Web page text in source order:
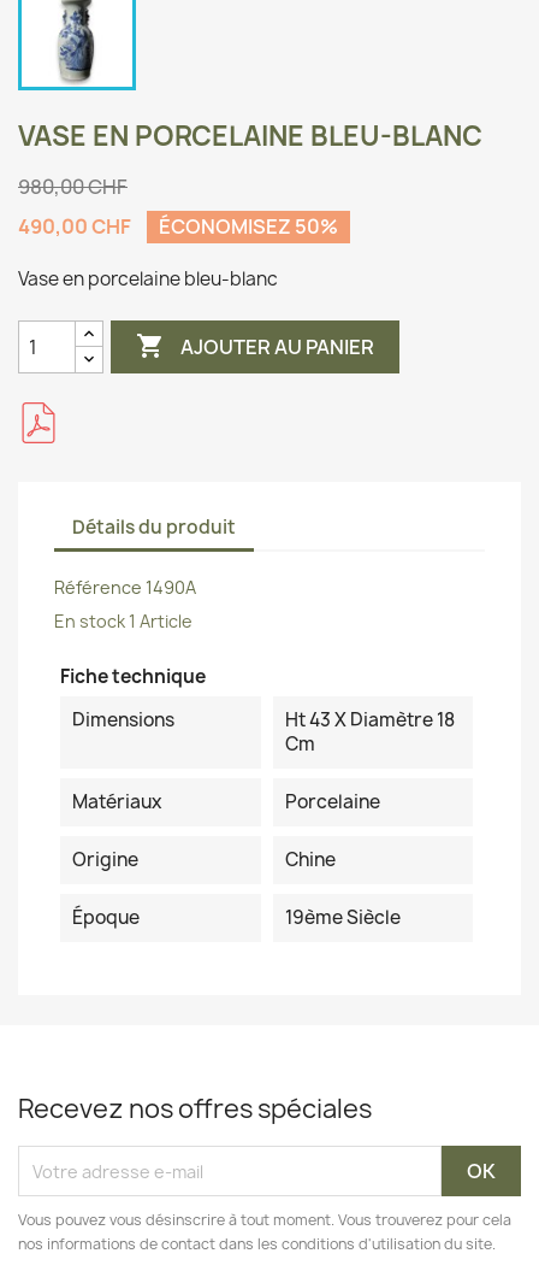
VASE EN PORCELAINE BLEU-BLANC
980,00 CHF
490,00 CHF
ÉCONOMISEZ 50%
Vase en porcelaine bleu-blanc
 AJOUTER AU PANIER
Détails du produit
Référence 1490A
En stock 1 Article
Fiche technique
Dimensions
Ht 43 X Diamètre 18
Cm
Matériaux Porcelaine
Origine Chine
Époque 19ème Siècle
Recevez nos offres spéciales
Vous pouvez vous désinscrire à tout moment. Vous trouverez pour cela
nos informations de contact dans les conditions d'utilisation du site.